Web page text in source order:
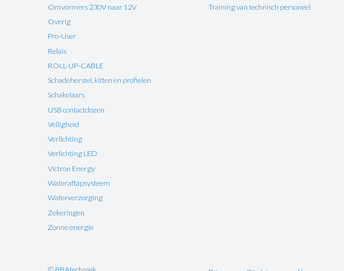
Omvormers 230V naar 12V
Overig
Pro-User
Relais
ROLL-UP-CABLE
Schadeherstel, kitten en profielen
Schakelaars
USB contactdozen
Veiligheid
Verlichting
Verlichting LED
Victron Energy
Wateraftapsysteem
Waterverzorging
Zekeringen
Zonne energie
Training van technisch personeel